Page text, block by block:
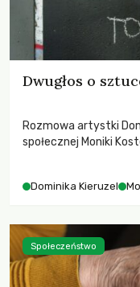
Dwugłos o
Rozmowa artystki
społecznej Moniki
Dominika Kieruzel
Społeczeństwo